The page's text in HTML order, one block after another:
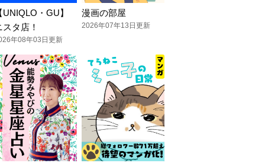
UNIQLO・GU】
スタ店！
年08年03日更新
漫画の部屋
2026年07年13日更新